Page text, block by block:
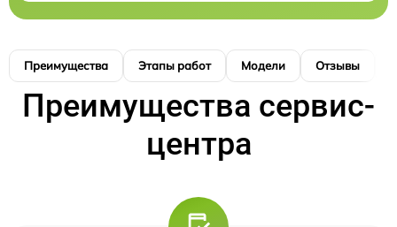
Преимущества Этапы работ Модели Отзывы
Преимущества сервис-
центра